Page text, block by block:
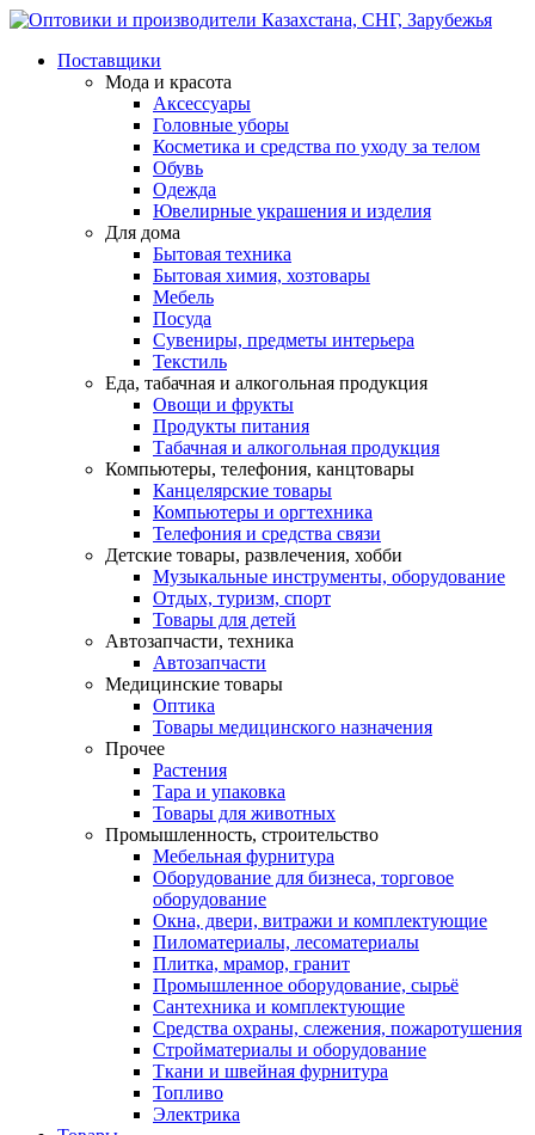
Поставщики
Мода и красота
Аксессуары
Головные уборы
Косметика и средства по уходу за телом
Обувь
Одежда
Ювелирные украшения и изделия
Для дома
Бытовая техника
Бытовая химия, хозтовары
Мебель
Посуда
Сувениры, предметы интерьера
Текстиль
Еда, табачная и алкогольная продукция
Овощи и фрукты
Продукты питания
Табачная и алкогольная продукция
Компьютеры, телефония, канцтовары
Канцелярские товары
Компьютеры и оргтехника
Телефония и средства связи
Детские товары, развлечения, хобби
Музыкальные инструменты, оборудование
Отдых, туризм, спорт
Товары для детей
Автозапчасти, техника
Автозапчасти
Медицинские товары
Оптика
Товары медицинского назначения
Прочее
Растения
Тара и упаковка
Товары для животных
Промышленность, строительство
Мебельная фурнитура
Оборудование для бизнеса, торговое
оборудование
Окна, двери, витражи и комплектующие
Пиломатериалы, лесоматериалы
Плитка, мрамор, гранит
Промышленное оборудование, сырьё
Сантехника и комплектующие
Средства охраны, слежения, пожаротушения
Стройматериалы и оборудование
Ткани и швейная фурнитура
Топливо
Электрика